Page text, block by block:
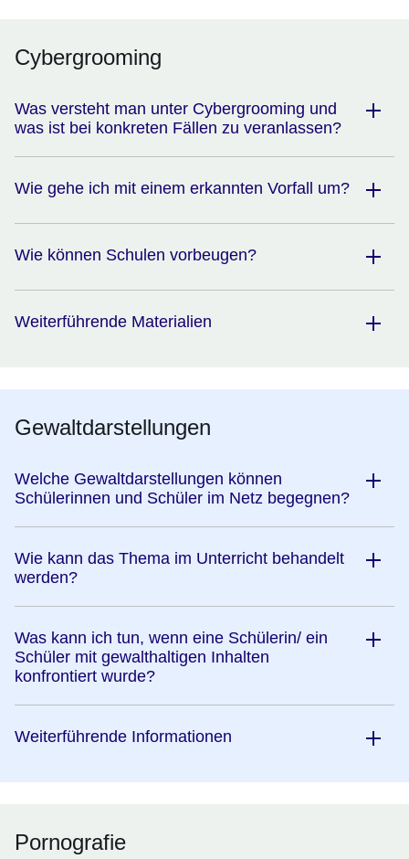
Cybergrooming
Was versteht man unter Cybergrooming und
was ist bei konkreten Fällen zu veranlassen?
Wie gehe ich mit einem erkannten Vorfall um?
Wie können Schulen vorbeugen?
Weiterführende Materialien
Gewaltdarstellungen
Welche Gewaltdarstellungen können
Schülerinnen und Schüler im Netz begegnen?
Wie kann das Thema im Unterricht behandelt
werden?
Was kann ich tun, wenn eine Schülerin/ ein
Schüler mit gewalthaltigen Inhalten
konfrontiert wurde?
Weiterführende Informationen
Pornografie